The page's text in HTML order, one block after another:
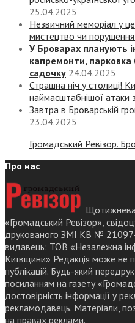
25.04.2025
Незвичний меморіал у
мистецтво чи
У Броварах планують
капремонти, парковка
садочку 24.04.2025
Страшна ніч у столиці!
наймасштабнішої атаки
Завтра в Броварській
23.04.2025
Громадський Ревізор.
Про нас
Щотижнева
«Громадський Ревізор»,
друкованого ЗМІ КВ №
видавець: ТОВ «Незалежна
Київщини» Редакція може не
публікацій. Будь-який
посиланням на газету
достовірність інформації у
рекламодавець. Матеріали,
на правах реклами.